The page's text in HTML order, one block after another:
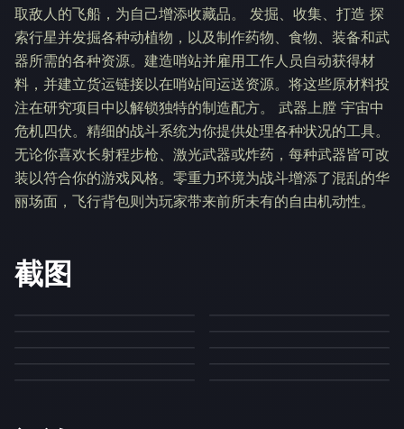
取敌人的飞船，为自己增添收藏品。 发掘、收集、打造 探
索行星并发掘各种动植物，以及制作药物、食物、装备和武
器所需的各种资源。建造哨站并雇用工作人员自动获得材
料，并建立货运链接以在哨站间运送资源。将这些原材料投
注在研究项目中以解锁独特的制造配方。 武器上膛 宇宙中
危机四伏。精细的战斗系统为你提供处理各种状况的工具。
无论你喜欢长射程步枪、激光武器或炸药，每种武器皆可改
装以符合你的游戏风格。零重力环境为战斗增添了混乱的华
丽场面，飞行背包则为玩家带来前所未有的自由机动性。
截图